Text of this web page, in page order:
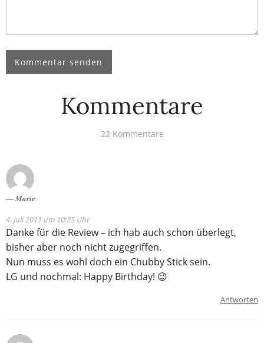
Kommentare
22 Kommentare
Marie
4. Juli 2011 um 10:25 Uhr
Danke für die Review – ich hab auch schon überlegt,
bisher aber noch nicht zugegriffen.
Nun muss es wohl doch ein Chubby Stick sein.
LG und nochmal: Happy Birthday! 😉
Antworten